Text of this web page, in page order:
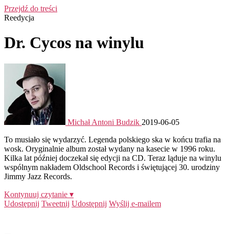
Przejdź do treści
Reedycja
Dr. Cycos na winylu
Michał Antoni Budzik 2019-06-05
To musiało się wydarzyć. Legenda polskiego ska w końcu trafia na
wosk. Oryginalnie album został wydany na kasecie w 1996 roku.
Kilka lat później doczekał się edycji na CD. Teraz ląduje na winylu
wspólnym nakładem Oldschool Records i świętującej 30. urodziny
Jimmy Jazz Records.
Kontynuuj czytanie ▾
Udostępnij Tweetnij Udostępnij Wyślij e-mailem